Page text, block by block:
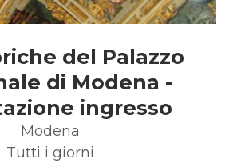
del Palazzo
di Modena -
ingresso
Modena
Tutti i giorni